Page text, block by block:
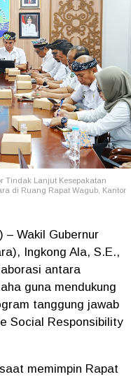
Tindak Lanjut Kesepakatan
di Ruang Rapat Wagub, Kantor
– Wakil Gubernur
Ingkong Ala, S.E.,
antara
guna mendukung
tanggung jawab
Social Responsibility
memimpin Rapat